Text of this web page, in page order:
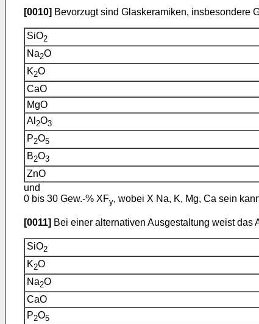
[0010] Bevorzugt sind Glaskeramiken, insbesondere
SiO2
Na2O
K2O
CaO
MgO
Al 2O3
P2O5
B2O3
ZnO
und
0 bis 30 Gew.-% XFy, wobei X Na, K, Mg, Ca sein
[0011] Bei einer alternativen Ausgestaltung weist das
SiO2
K2O
Na2O
CaO
P2O5